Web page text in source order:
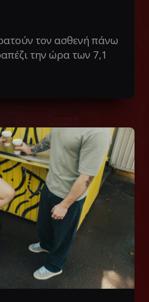
τον ασθενή πάνω
την ώρα των 7,1